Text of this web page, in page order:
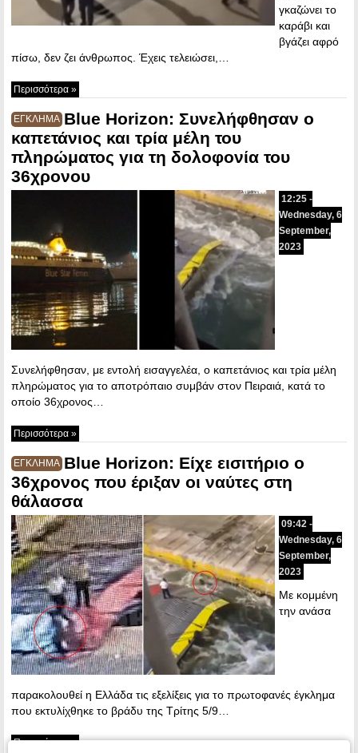
γκαζώνει το
καράβι και
βγάζει αφρό
πίσω, δεν ζει άνθρωπος. Έχεις τελειώσει,…
Περισσότερα »
ΕΓΚΛΗΜΑ Blue Horizon: Συνελήφθησαν ο
καπετάνιος και τρία μέλη του
πληρώματος για τη δολοφονία του
36χρονου
12:25 -
Wednesday, 6
September,
2023
Συνελήφθησαν, με εντολή εισαγγελέα, ο καπετάνιος και τρία μέλη
πληρώματος για το αποτρόπαιο συμβάν στον Πειραιά, κατά το
οποίο 36χρονος…
Περισσότερα »
ΕΓΚΛΗΜΑ Blue Horizon: Είχε εισιτήριο ο
36χρονος που έριξαν οι ναύτες στη
θάλασσα
09:42 -
Wednesday, 6
September,
2023
Με κομμένη
την ανάσα
παρακολουθεί η Ελλάδα τις εξελίξεις για το πρωτοφανές έγκλημα
που εκτυλίχθηκε το βράδυ της Τρίτης 5/9…
Περισσότερα »